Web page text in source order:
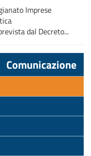
Imprese
dal Decreto...
Comunicazione